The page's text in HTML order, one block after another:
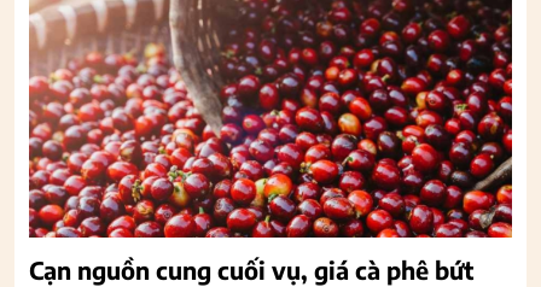
Cạn nguồn cung cuối vụ, giá cà phê bứt